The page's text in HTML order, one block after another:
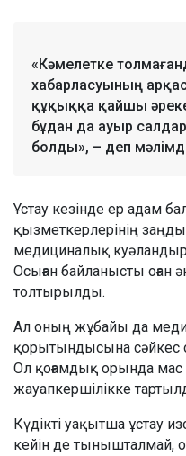
«Кәмелетке
хабарласуының
құқыққа қайшы
бұдан да ауыр
болды», – деп
Ұстау кезінде ер адам
қызметкерлерінің
медициналық
Осыған байланысты оған
толтырылды.
Ал оның жұбайы да
қорытындысына сәйкес
Ол қоғамдық орында мас
жауапкершілікке
Күдікті уақытша ұстау
кейін де тынышталмай,